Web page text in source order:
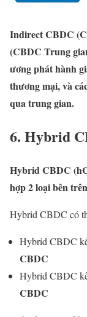
Indirect CBDC
(CBDC Trung
ương phát hành
thương mại, và
qua trung gian.
6. Hybrid
Hybrid CBDC
hợp 2 loại bên
Hybrid CBDC có
Hybrid CBDC
CBDC
Hybrid CBDC
CBDC